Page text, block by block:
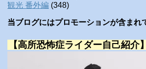
観光 番外編 (348)
当ブログにはプロモーションが含まれ
【高所恐怖症ライダー自己紹介】